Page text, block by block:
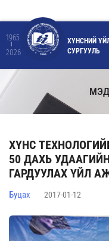
1965
2026
ХҮНСНИЙ
СУРГУУЛЬ
ХҮНС
50 ДАХЬ
ГАРДУУЛАХ ҮЙЛ
Буцах 2017-01-12